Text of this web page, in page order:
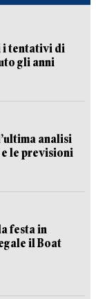
i tentativi di
gli anni
analisi
le previsioni
festa in
il Boat